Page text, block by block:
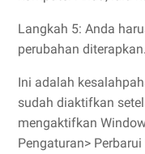
Langkah 5: Anda
perubahan diterapkan.
Ini adalah
sudah diaktifkan
mengaktifkan
Pengaturan>